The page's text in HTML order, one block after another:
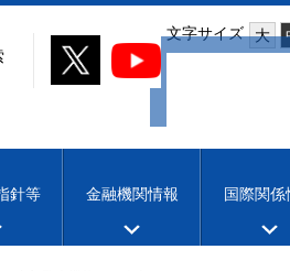
文字サイズ 大
Machine
針等 金融機関情報 国際関係